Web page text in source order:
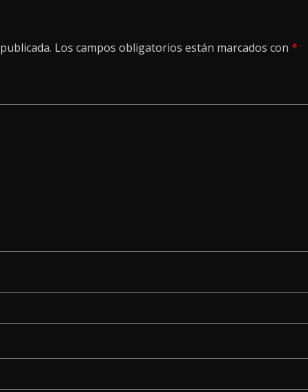
Los campos obligatorios están marcados con *